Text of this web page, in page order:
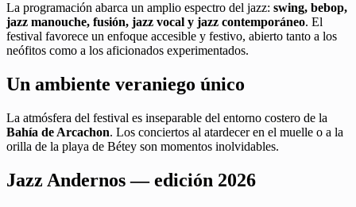
La programación abarca un amplio espectro del jazz: swing, bebop,
jazz manouche, fusión, jazz vocal y jazz contemporáneo. El
festival favorece un enfoque accesible y festivo, abierto tanto a los
neófitos como a los aficionados experimentados.
Un ambiente veraniego único
La atmósfera del festival es inseparable del entorno costero de la
Bahía de Arcachon. Los conciertos al atardecer en el muelle o a la
orilla de la playa de Bétey son momentos inolvidables.
Jazz Andernos — edición 2026